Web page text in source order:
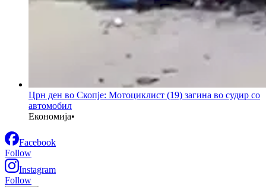
Црн ден во Скопје: Мотоциклист (19) загина во судир со
автомобил
Економија•
Facebook
Follow
Instagram
Follow